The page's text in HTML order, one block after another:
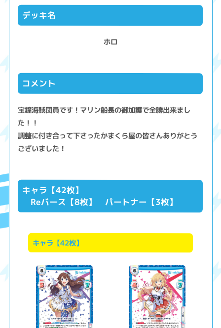
デッキ名
ホロ
コメント
宝鐘海賊団員です！マリン船長の御加護で全勝出来まし
た！！
調整に付き合って下さったかまくら屋の皆さんありがとう
ございました！
キャラ【42枚】
Reバース【8枚】 パートナー【3枚】
キャラ【42枚】